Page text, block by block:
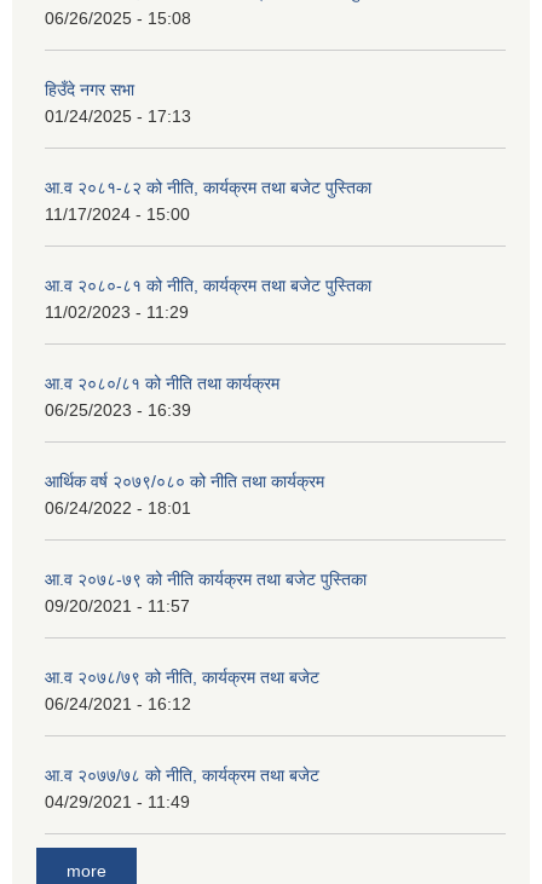
06/26/2025 - 15:08
हिउँदे नगर सभा
01/24/2025 - 17:13
आ.व २०८१-८२ को नीति, कार्यक्रम तथा बजेट पुस्तिका
11/17/2024 - 15:00
आ.व २०८०-८१ को नीति, कार्यक्रम तथा बजेट पुस्तिका
11/02/2023 - 11:29
आ.व २०८०/८१ को नीति तथा कार्यक्रम
06/25/2023 - 16:39
आर्थिक वर्ष २०७९/०८० को नीति तथा कार्यक्रम
06/24/2022 - 18:01
आ.व २०७८-७९ को नीति कार्यक्रम तथा बजेट पुस्तिका
09/20/2021 - 11:57
आ.व २०७८/७९ को नीति, कार्यक्रम तथा बजेट
06/24/2021 - 16:12
आ.व २०७७/७८ को नीति, कार्यक्रम तथा बजेट
04/29/2021 - 11:49
more